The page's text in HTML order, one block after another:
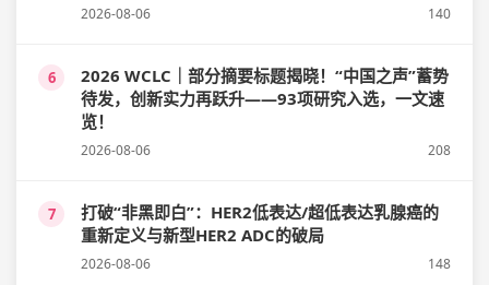
2026-08-06 140
6
2026 WCLC｜部分摘要标题揭晓！“中国之声”蓄势
待发，创新实力再跃升——93项研究入选，一文速
览！
2026-08-06 208
7
打破“非黑即白”：HER2低表达/超低表达乳腺癌的
重新定义与新型HER2 ADC的破局
2026-08-06 148